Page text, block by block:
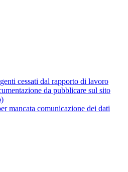
cessati dal rapporto di lavoro
da pubblicare sul sito
mancata comunicazione dei dati